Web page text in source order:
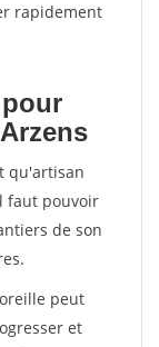
rapidement
qu'artisan
faut pouvoir
de son
peut
et